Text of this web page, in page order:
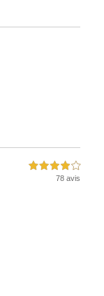
4,0 étoiles sur 5
78 avis